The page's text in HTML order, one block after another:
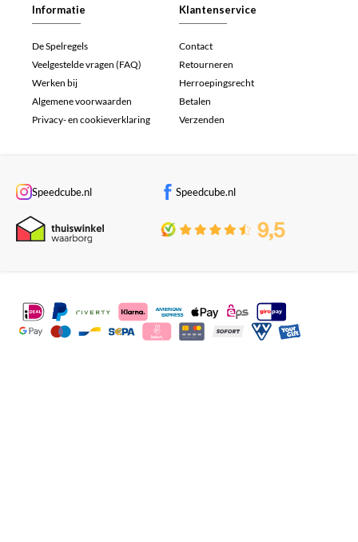
Informatie
De Spelregels
Veelgestelde vragen (FAQ)
Werken bij
Algemene voorwaarden
Privacy- en cookieverklaring
Klantenservice
Contact
Retourneren
Herroepingsrecht
Betalen
Verzenden
Speedcube.nl Speedcube.nl